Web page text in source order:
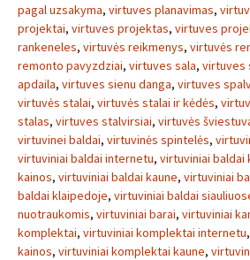
pagal uzsakyma, virtuves planavimas,
projektai, virtuves projektas, virtuves
rankeneles, virtuvės reikmenys, virtuvės
remonto pavyzdziai, virtuves sala, virtuves
apdaila, virtuves sienu danga, virtuves
virtuvės stalai, virtuvės stalai ir kėdės,
stalas, virtuves stalvirsiai, virtuvės
virtuvinei baldai, virtuvinės spintelės,
virtuviniai baldai internetu, virtuviniai baldai
kainos, virtuviniai baldai kaune, virtuviniai
baldai klaipedoje, virtuviniai baldai
nuotraukomis, virtuviniai barai, virtuviniai
komplektai, virtuviniai komplektai internetu,
kainos, virtuviniai komplektai kaune,